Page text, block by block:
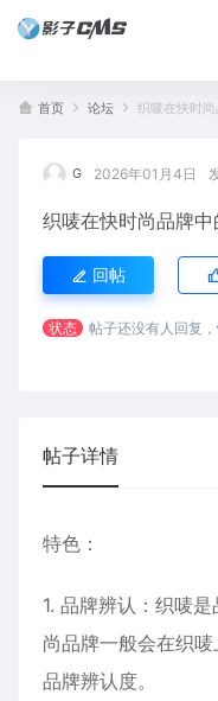
首页 论坛 织唛在快时
G 2026年01月4日
织唛在快时尚品牌
回帖
状态 帖子还没有人回复
帖子详情
特色：
1. 品牌辨认：织唛
尚品牌一般会在织
品牌辨认度。